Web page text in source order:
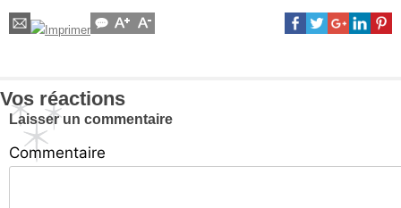
Vos réactions
Laisser un commentaire
Commentaire